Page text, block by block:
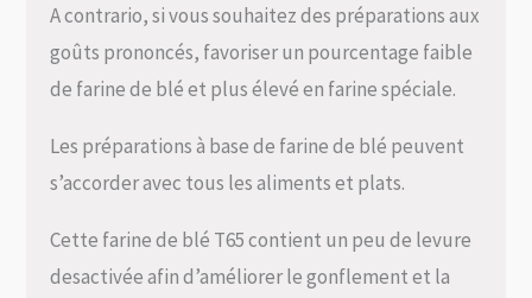
A contrario, si vous souhaitez des préparations aux
goûts prononcés, favoriser un pourcentage faible
de farine de blé et plus élevé en farine spéciale.
Les préparations à base de farine de blé peuvent
s’accorder avec tous les aliments et plats.
Cette farine de blé T65 contient un peu de levure
desactivée afin d’améliorer le gonflement et la